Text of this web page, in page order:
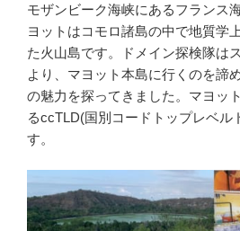
モザンビーク海峡にあるフランス
ヨットはコモロ諸島の中で地質学
た火山島です。ドメイン探検隊は
より、マヨット本島に行くのを諦
の魅力を探ってきました。マヨッ
るccTLD(国別コードトップレベル
す。